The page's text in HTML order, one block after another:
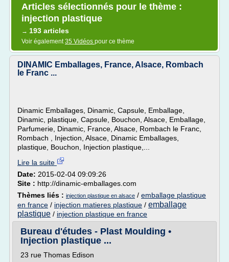
Articles sélectionnés pour le thème :
injection plastique
→ 193 articles
Voir également35 Vidéos pour ce thème
DINAMIC Emballages, France, Alsace, Rombach
le Franc ...
Dinamic Emballages, Dinamic, Capsule, Emballage,
Dinamic, plastique, Capsule, Bouchon, Alsace, Emballage,
Parfumerie, Dinamic, France, Alsace, Rombach le Franc,
Rombach , Injection, Alsace, Dinamic Emballages,
plastique, Bouchon, Injection plastique,...
Lire la suite
Date: 2015-02-04 09:09:26
Site : http://dinamic-emballages.com
Thèmes liés : injection plastique en alsace / emballage plastique
en france / injection matieres plastique / emballage
plastique / injection plastique en france
Bureau d'études - Plast Moulding •
Injection plastique ...
23 rue Thomas Edison